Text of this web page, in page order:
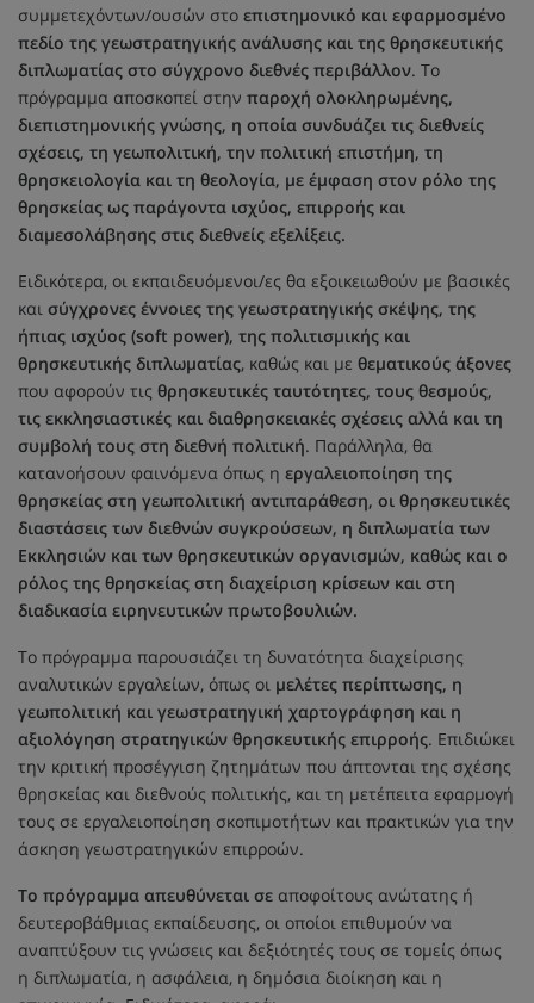
συμμετεχόντων/ουσών στο επιστημονικό και εφαρμοσμένο
πεδίο της γεωστρατηγικής ανάλυσης και της θρησκευτικής
διπλωματίας στο σύγχρονο διεθνές περιβάλλον. Το
πρόγραμμα αποσκοπεί στην παροχή ολοκληρωμένης,
διεπιστημονικής γνώσης, η οποία συνδυάζει τις διεθνείς
σχέσεις, τη γεωπολιτική, την πολιτική επιστήμη, τη
θρησκειολογία και τη θεολογία, με έμφαση στον ρόλο της
θρησκείας ως παράγοντα ισχύος, επιρροής και
διαμεσολάβησης στις διεθνείς εξελίξεις.
Ειδικότερα, οι εκπαιδευόμενοι/ες θα εξοικειωθούν με βασικές
και σύγχρονες έννοιες της γεωστρατηγικής σκέψης, της
ήπιας ισχύος (soft power), της πολιτισμικής και
θρησκευτικής διπλωματίας, καθώς και με θεματικούς άξονες
που αφορούν τις θρησκευτικές ταυτότητες, τους θεσμούς,
τις εκκλησιαστικές και διαθρησκειακές σχέσεις αλλά και τη
συμβολή τους στη διεθνή πολιτική. Παράλληλα, θα
κατανοήσουν φαινόμενα όπως η εργαλειοποίηση της
θρησκείας στη γεωπολιτική αντιπαράθεση, οι θρησκευτικές
διαστάσεις των διεθνών συγκρούσεων, η διπλωματία των
Εκκλησιών και των θρησκευτικών οργανισμών, καθώς και ο
ρόλος της θρησκείας στη διαχείριση κρίσεων και στη
διαδικασία ειρηνευτικών πρωτοβουλιών.
Το πρόγραμμα παρουσιάζει τη δυνατότητα διαχείρισης
αναλυτικών εργαλείων, όπως οι μελέτες περίπτωσης, η
γεωπολιτική και γεωστρατηγική χαρτογράφηση και η
αξιολόγηση στρατηγικών θρησκευτικής επιρροής. Επιδιώκει
την κριτική προσέγγιση ζητημάτων που άπτονται της σχέσης
θρησκείας και διεθνούς πολιτικής, και τη μετέπειτα εφαρμογή
τους σε εργαλειοποίηση σκοπιμοτήτων και πρακτικών για την
άσκηση γεωστρατηγικών επιρροών.
Το πρόγραμμα απευθύνεται σε αποφοίτους ανώτατης ή
δευτεροβάθμιας εκπαίδευσης, οι οποίοι επιθυμούν να
αναπτύξουν τις γνώσεις και δεξιότητές τους σε τομείς όπως
η διπλωματία, η ασφάλεια, η δημόσια διοίκηση και η